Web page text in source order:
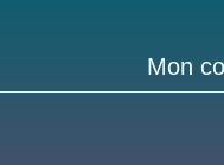
Mon